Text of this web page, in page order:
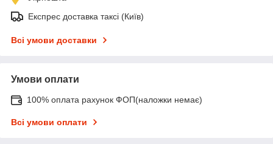
Експрес доставка таксі (Київ)
Всі умови доставки
Умови оплати
100% оплата рахунок ФОП(наложки немає)
Всі умови оплати